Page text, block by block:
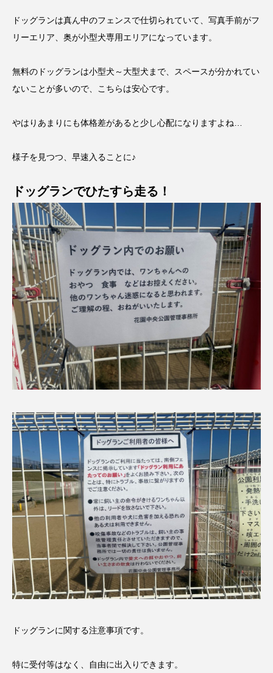
ドッグランは真ん中のフェンスで仕切られていて、写真手前がフ
リーエリア、奥が小型犬専用エリアになっています。
無料のドッグランは小型犬～大型犬まで、スペースが分かれてい
ないことが多いので、こちらは安心です。
やはりあまりにも体格差があると少し心配になりますよね…
様子を見つつ、早速入ることに♪
ドッグランでひたすら走る！
ドッグランに関する注意事項です。
特に受付等はなく、自由に出入りできます。